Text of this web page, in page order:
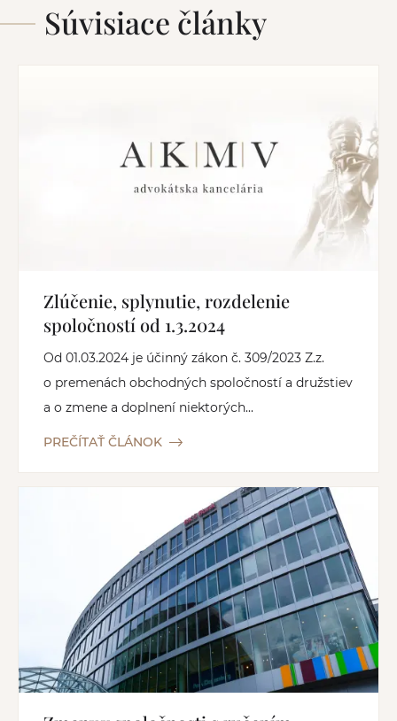
Súvisiace články
Zlúčenie, splynutie, rozdelenie
spoločností od 1.3.2024
Od 01.03.2024 je účinný zákon č. 309/2023 Z.z.
o premenách obchodných spoločností a družstiev
a o zmene a doplnení niektorých...
PREČÍTAŤ ČLÁNOK